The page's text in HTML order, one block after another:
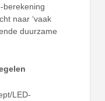
berekening
naar ‘vaak
duurzame
LED-